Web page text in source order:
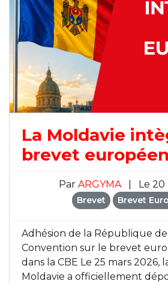
La Moldavie
brevet européen
Par ARGYMA Le 20
Brevet Brevet
Adhésion de la République
Convention sur le brevet
dans la CBE Le 25 mars 2026,
Moldavie a officiellement